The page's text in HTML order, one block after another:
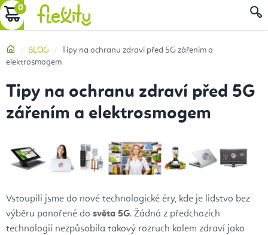
Přejít
na
NÁKUPNÍ
DomůBLOG
Tipy na ochranu zdraví před 5G zářením a
elektrosmogem
Tipy na ochranu zdraví před 5G
zářením a elektrosmogem
Vstoupili jsme do nové technologické éry, kde je lidstvo bez
výběru ponořené do světa 5G. Žádná z předchozích
technologií nezpůsobila takový rozruch kolem zdraví jako